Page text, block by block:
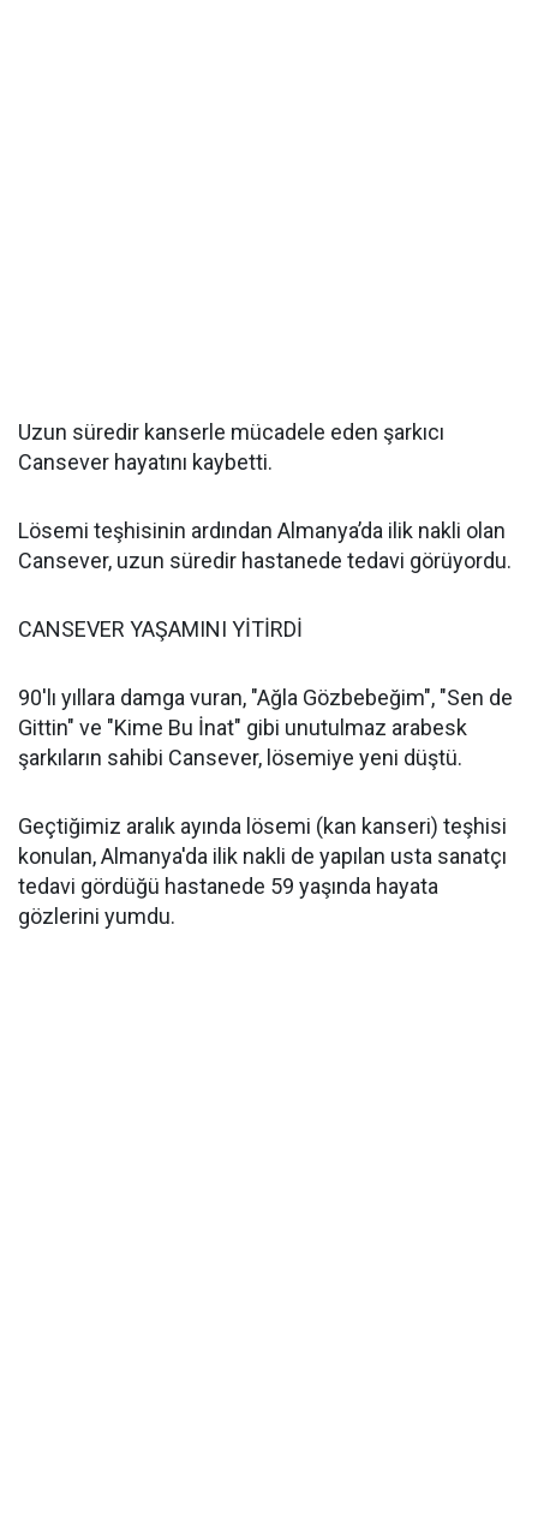
Uzun süredir kanserle mücadele eden şarkıcı
Cansever hayatını kaybetti.
Lösemi teşhisinin ardından Almanya’da ilik nakli olan
Cansever, uzun süredir hastanede tedavi görüyordu.
CANSEVER YAŞAMINI YİTİRDİ
90'lı yıllara damga vuran, "Ağla Gözbebeğim", "Sen de
Gittin" ve "Kime Bu İnat" gibi unutulmaz arabesk
şarkıların sahibi Cansever, lösemiye yeni düştü.
Geçtiğimiz aralık ayında lösemi (kan kanseri) teşhisi
konulan, Almanya'da ilik nakli de yapılan usta sanatçı
tedavi gördüğü hastanede 59 yaşında hayata
gözlerini yumdu.